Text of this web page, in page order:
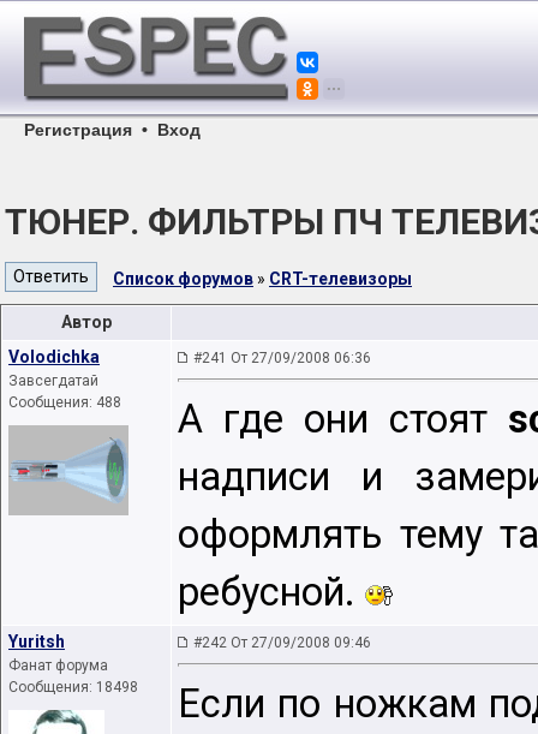
Регистрация • Вход
ТЮНЕР. ФИЛЬТРЫ ПЧ
Список форумов » CRT-телевизоры
Автор
Volodichka
Завсегдатай
Сообщения: 488
#241 От 27/09/2008 06:36
А где они стоят
надписи и
оформлять тему
ребусной.
Yuritsh
Фанат форума
Сообщения: 18498
#242 От 27/09/2008 09:46
Если по ножкам